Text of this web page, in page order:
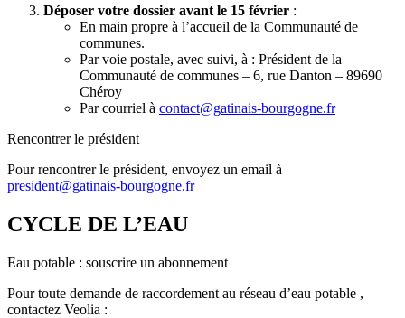
Déposer votre dossier avant le 15 février :
En main propre à l’accueil de la Communauté de
communes.
Par voie postale, avec suivi, à : Président de la
Communauté de communes – 6, rue Danton – 89690
Chéroy
Par courriel à contact@gatinais-bourgogne.fr
Rencontrer le président
Pour rencontrer le président, envoyez un email à
president@gatinais-bourgogne.fr
CYCLE DE L’EAU
Eau potable : souscrire un abonnement
Pour toute demande de raccordement au réseau d’eau potable ,
contactez Veolia :